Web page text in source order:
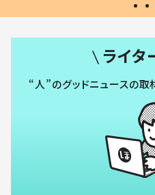
ライタ
“人”のグッドニュースの取